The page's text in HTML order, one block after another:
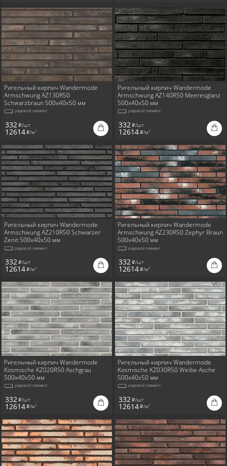
Ригельный кирпич Wandermode
Armschwung AZ130R50
Schwarzbraun 500x40x50 мм
рядовой элемент
332 i/шт
12614 i/м2
Ригельный кирпич Wandermode
Armschwung AZ140R50 Meeresglanz
500x40x50 мм
рядовой элемент
332 i/шт
12614 i/м2
Ригельный кирпич Wandermode
Armschwung AZ210R50 Schwarzer
Zenit 500x40x50 мм
рядовой элемент
332 i/шт
12614 i/м2
Ригельный кирпич Wandermode
Armschwung AZ230R50 Zephyr Braun
500x40x50 мм
рядовой элемент
332 i/шт
12614 i/м2
Ригельный кирпич Wandermode
Kosmische KZ020R50 Aschgrau
500x40x50 мм
рядовой элемент
332 i/шт
12614 i/м2
Ригельный кирпич Wandermode
Kosmische KZ030R50 Weibe Asche
500x40x50 мм
рядовой элемент
332 i/шт
12614 i/м2